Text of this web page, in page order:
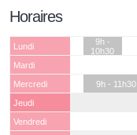
Horaires
Lundi
9h -
10h30
Mardi
Mercredi
9h - 11h30
Jeudi
Vendredi